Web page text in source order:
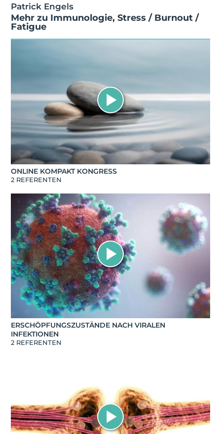
Patrick Engels
Mehr zu Immunologie, Stress / Burnout /
Fatigue
ONLINE KOMPAKT KONGRESS
2 REFERENTEN
ERSCHÖPFUNGSZUSTÄNDE NACH VIRALEN
INFEKTIONEN
2 REFERENTEN